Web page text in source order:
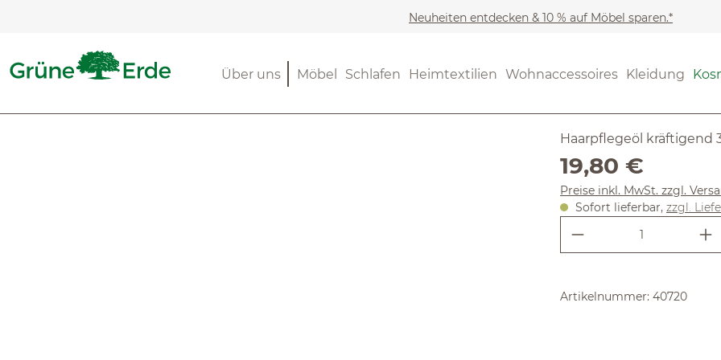
Neuheiten entdecken & 10 % auf Möbel sparen.*
Möbel Schlafen Heimtextilien Wohnaccessoires Kleidung
Über uns (4.67) 42
Haarpflegeöl kräftigend
Regulärer Preis:
19,80 €
Preise inkl. MwSt. zzgl.
Sofort lieferbar, zzgl.
Produkt
Artikelnummer: 40720